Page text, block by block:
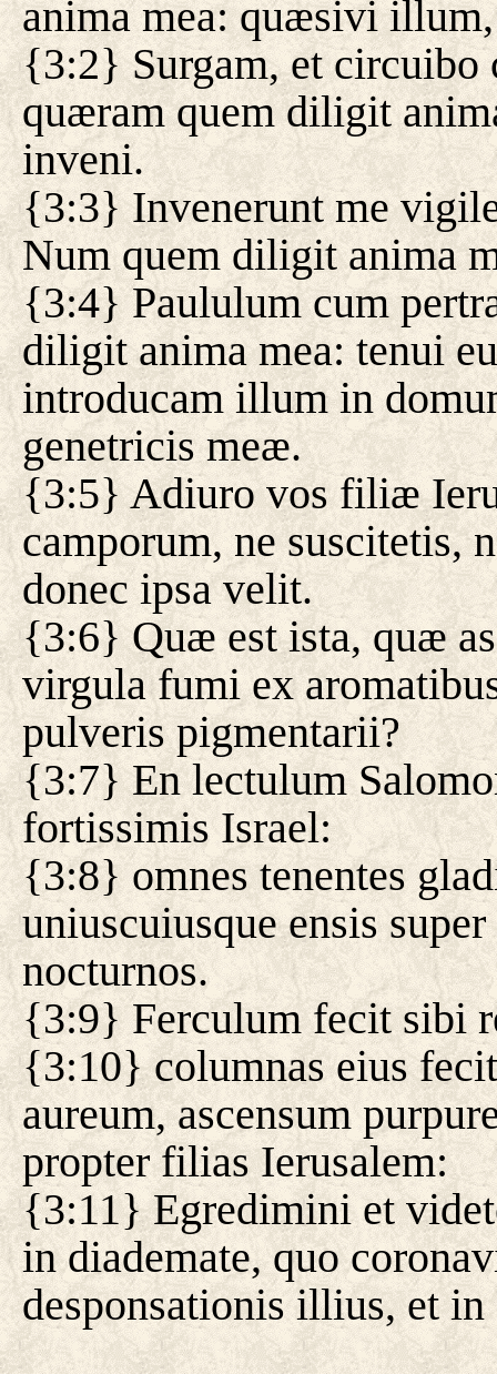
anima mea: quæsivi
{3:2} Surgam, et circuibo
quæram quem diligit
inveni.
{3:3} Invenerunt me
Num quem diligit anima
{3:4} Paululum cum
diligit anima mea: tenui
introducam illum in
genetricis meæ.
{3:5} Adiuro vos filiæ
camporum, ne suscitetis,
donec ipsa velit.
{3:6} Quæ est ista, quæ
virgula fumi ex
pulveris pigmentarii?
{3:7} En lectulum
fortissimis Israel:
{3:8} omnes tenentes
uniuscuiusque ensis
nocturnos.
{3:9} Ferculum fecit sibi
{3:10} columnas eius
aureum, ascensum
propter filias Ierusalem:
{3:11} Egredimini et
in diademate, quo
desponsationis illius, et